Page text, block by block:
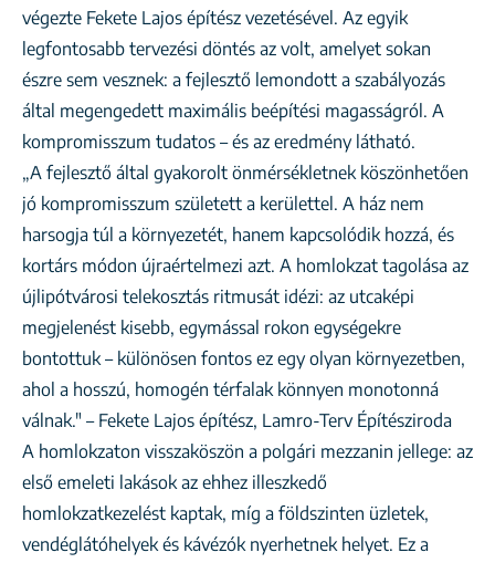
végezte Fekete Lajos építész vezetésével. Az egyik
legfontosabb tervezési döntés az volt, amelyet sokan
észre sem vesznek: a fejlesztő lemondott a szabályozás
által megengedett maximális beépítési magasságról. A
kompromisszum tudatos – és az eredmény látható.
„A fejlesztő által gyakorolt önmérsékletnek köszönhetően
jó kompromisszum született a kerülettel. A ház nem
harsogja túl a környezetét, hanem kapcsolódik hozzá, és
kortárs módon újraértelmezi azt. A homlokzat tagolása az
újlipótvárosi telekosztás ritmusát idézi: az utcaképi
megjelenést kisebb, egymással rokon egységekre
bontottuk – különösen fontos ez egy olyan környezetben,
ahol a hosszú, homogén térfalak könnyen monotonná
válnak." – Fekete Lajos építész, Lamro-Terv Építésziroda
A homlokzaton visszaköszön a polgári mezzanin jellege: az
első emeleti lakások az ehhez illeszkedő
homlokzatkezelést kaptak, míg a földszinten üzletek,
vendéglátóhelyek és kávézók nyerhetnek helyet. Ez a